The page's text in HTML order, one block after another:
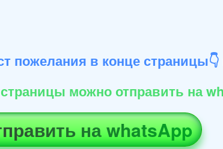
пожелания в конце
можно отправить на
на whatsApp